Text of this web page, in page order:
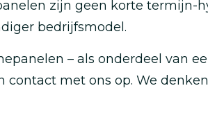
zijn geen korte termijn-
bedrijfsmodel.
– als onderdeel van
met ons op. We